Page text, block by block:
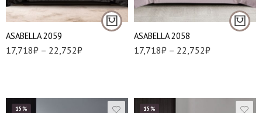
АSABELLA 2059
17,718₽ – 22,752₽
Семейный
АSABELLA 2058
17,718₽ – 22,752₽
Семейный
15% 15%